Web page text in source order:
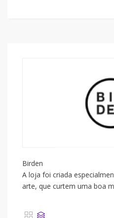
Birden
A loja foi criada
arte, que curtem uma boa